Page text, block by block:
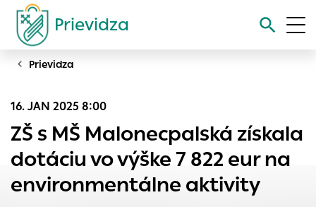
Prievidza
Vyhľadávanie
Prievidza
16. JAN 2025 8:00
ZŠ s MŠ Malonecpalská získala
dotáciu vo výške 7 822 eur na
environmentálne aktivity
Nastavenie cookies
Cookies sú malé súbory, do ktorých webové stránky môžu
ukladať informácie o vašej aktivite a preferenciách.
Používajú sa napríklad k tomu, aby si webový prehliadač
zapamätoval Vaše prihlásenie alebo aby sa uložila Vaša